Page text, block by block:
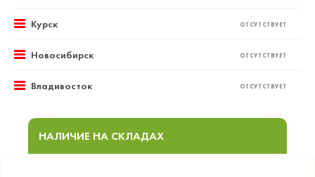
Курск ОТСУТСТВУЕТ
Новосибирск ОТСУТСТВУЕТ
Владивосток ОТСУТСТВУЕТ
НАЛИЧИЕ НА СКЛАДАХ